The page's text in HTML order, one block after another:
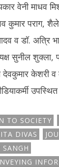
वेनी माधव
कुमार पराग,
व डॉ. अत्रि
सुनील शुक्ला,
केशरी व
TO SOCIETY
DIVAS
SANGH